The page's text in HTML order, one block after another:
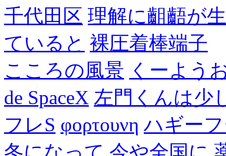
千代田区 理解に齟齬が
ていると 裸圧着棒端子
こころの風景 くーよう
de SpaceX 左門くんは少
フレS φορτουνη ハギー
冬になって 今や全国に